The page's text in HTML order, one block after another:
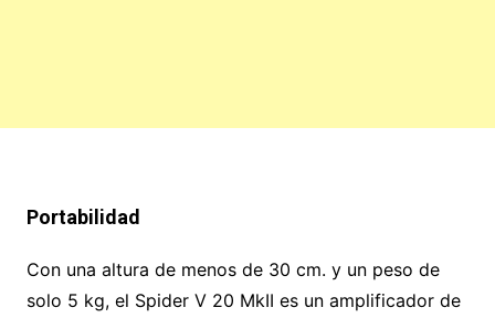
Portabilidad
Con una altura de menos de 30 cm. y un peso de
solo 5 kg, el Spider V 20 MkII es un amplificador de